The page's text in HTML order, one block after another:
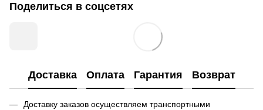
Поделиться в соцсетях
Доставка Оплата Гарантия Возврат
Доставку заказов осуществляем транспортными